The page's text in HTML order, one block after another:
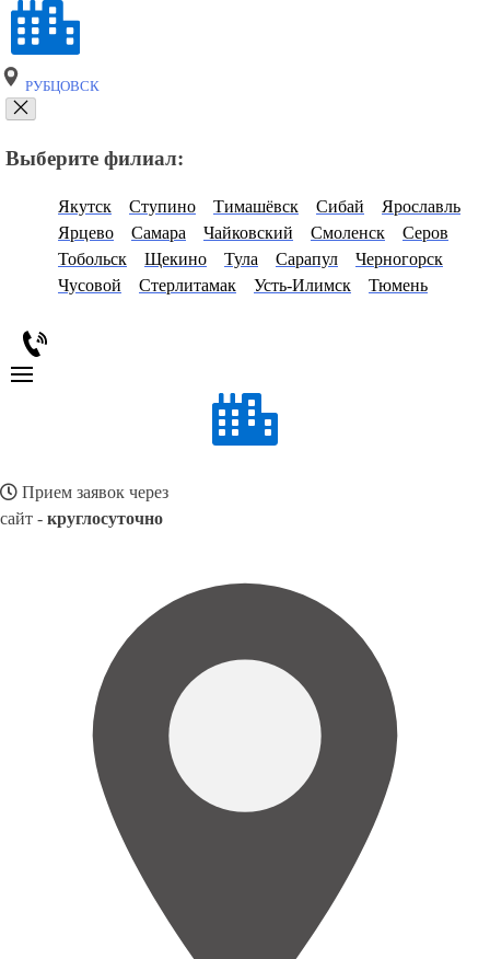
РУБЦОВСК
Выберите филиал:
Якутск Ступино Тимашёвск Сибай
Ярославль
Ярцево
Самара Чайковский Смоленск
Серов
Тобольск
Щекино Тула Сарапул
Черногорск
Чусовой
Стерлитамак Усть-Илимск Тюмень
Прием заявок через
сайт - круглосуточно